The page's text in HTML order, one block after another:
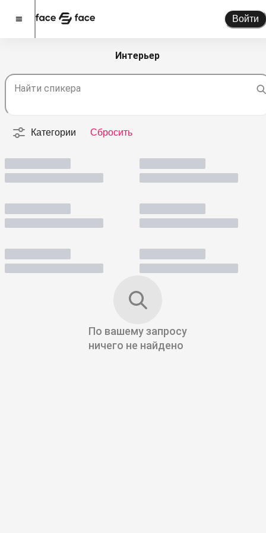
Войти
Стать спикером
Новости
Спикеры
Партнерство
Интерьер
Найти спикера
Категории Сбросить
По вашему запросу
ничего не найдено